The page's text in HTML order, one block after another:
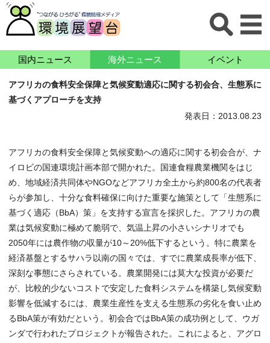
国内ニュース 海外ニュース イベント
アフリカの食料安全保障と気候変動適応に関する初会合、生態系に
基づくアプローチを支持
発表日：2013.08.23
アフリカの食料安全保障と気候変動への適応に関する初会合が、ナ
イロビの国連環境計画本部で開かれた。国連食糧農業機関をはじ
め、地域経済共同体やNGOなどアフリカ全土から約800名の代表者
らが参加し、十分な食料確保に向けた重要な施策として「生態系に
基づく適応（BbA）策」を支持する宣言を採択した。アフリカの農
業は気候変動に極めて脆弱で、気温上昇の小さいシナリオでも
2050年には農作物の収量が10～20%低下するという。特に農業を
経済基盤とするサハラ以南の国々では、すでに農業成長率が低下、
深刻な事態にさらされている。農業開発には莫大な投資が必要だ
が、比較的少ないコストで安定した食料システムを構築し気候変動
影響を低減するには、農業生産性を支える生態系の劣化を食い止め
るBbA策が有効だという。初会合ではBbA策の成功例として、ウガ
ンダで行われたプロジェクトが報告された。これによると、アグロ